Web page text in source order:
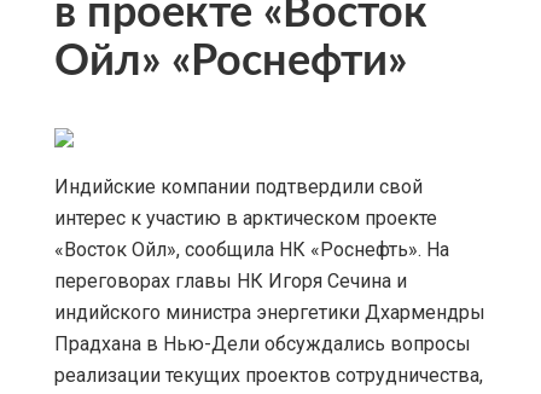
в проекте «Восток
Ойл» «Роснефти»
Индийские компании подтвердили свой
интерес к участию в арктическом проекте
«Восток Ойл», сообщила НК «Роснефть». На
переговорах главы НК Игоря Сечина и
индийского министра энергетики Дхармендры
Прадхана в Нью-Дели обсуждались вопросы
реализации текущих проектов сотрудничества,